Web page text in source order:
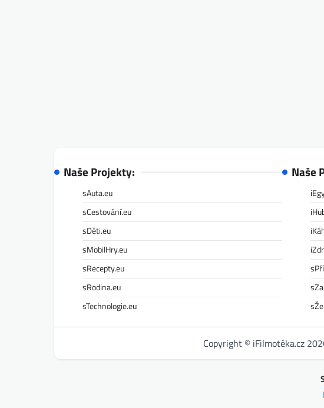
Naše Projekty:
sAuta.eu
sCestování.eu
sDěti.eu
sMobilHry.eu
sRecepty.eu
sRodina.eu
sTechnologie.eu
Naše
Copyright © iFilmotéka.cz